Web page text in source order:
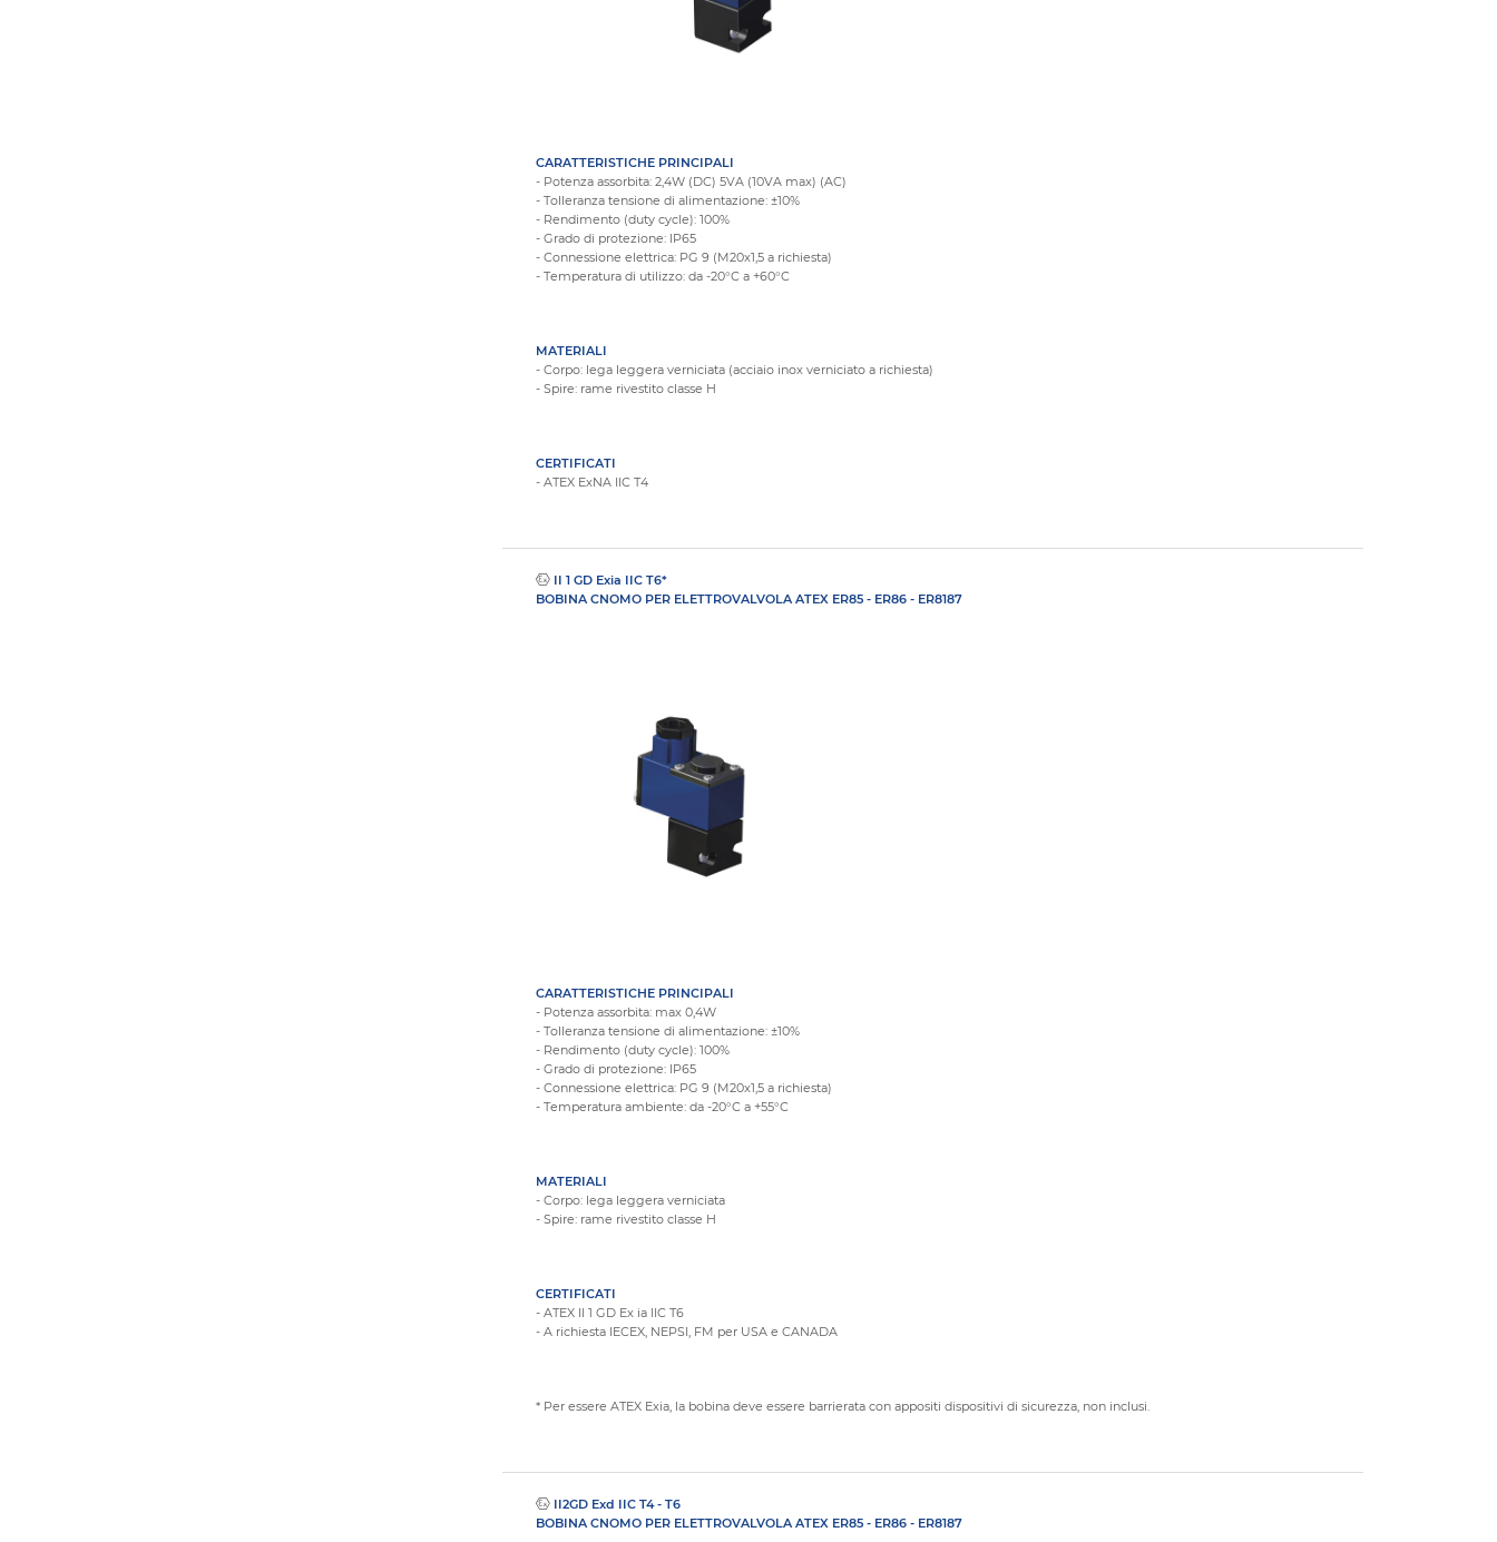
CARATTERISTICHE PRINCIPALI
- Potenza assorbita: 2,4W (DC) 5VA (10VA max) (AC)
- Tolleranza tensione di alimentazione: ±10%
- Rendimento (duty cycle): 100%
- Grado di protezione: IP65
- Connessione elettrica: PG 9 (M20x1,5 a richiesta)
- Temperatura di utilizzo: da -20°C a +60°C
MATERIALI
- Corpo: lega leggera verniciata (acciaio inox verniciato a richiesta)
- Spire: rame rivestito classe H
CERTIFICATI
- ATEX ExNA IIC T4
II 1 GD Exia IIC T6*
BOBINA CNOMO PER ELETTROVALVOLA ATEX ER85 - ER86 - ER8187
CARATTERISTICHE PRINCIPALI
- Potenza assorbita: max 0,4W
- Tolleranza tensione di alimentazione: ±10%
- Rendimento (duty cycle): 100%
- Grado di protezione: IP65
- Connessione elettrica: PG 9 (M20x1,5 a richiesta)
- Temperatura ambiente: da -20°C a +55°C
MATERIALI
- Corpo: lega leggera verniciata
- Spire: rame rivestito classe H
CERTIFICATI
- ATEX II 1 GD Ex ia IIC T6
- A richiesta IECEX, NEPSI, FM per USA e CANADA
* Per essere ATEX Exia, la bobina deve essere barrierata con appositi dispositivi di sicurezza, non inclusi.
II2GD Exd IIC T4 - T6
BOBINA CNOMO PER ELETTROVALVOLA ATEX ER85 - ER86 - ER8187